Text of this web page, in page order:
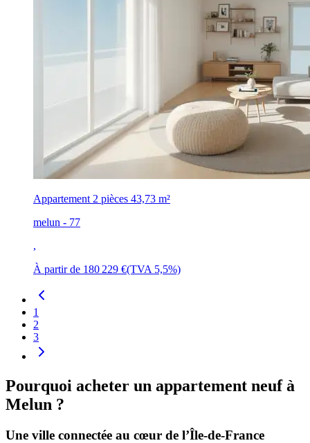
Appartement 2 pièces 43,73 m²
melun - 77
,
À partir de 180 229 €(TVA 5,5%)
1
2
3
Pourquoi acheter un appartement neuf à
Melun ?
Une ville connectée au cœur de l’Île-de-France